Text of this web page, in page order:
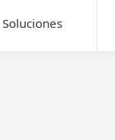
Soluciones